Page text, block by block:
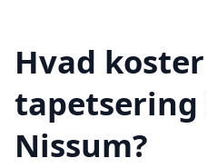
Hvad koster
tapetsering
Nissum?